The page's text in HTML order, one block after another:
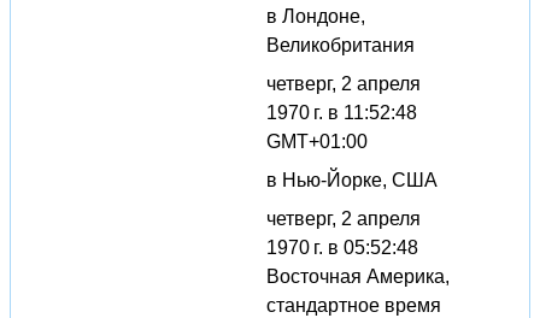
в Лондоне,
Великобритания
четверг, 2 апреля
1970 г. в 11:52:48
GMT+01:00
в Нью-Йорке, США
четверг, 2 апреля
1970 г. в 05:52:48
Восточная Америка,
стандартное время